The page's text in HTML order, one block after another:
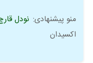
منو پیشنهادی: نودل
اکسیدان